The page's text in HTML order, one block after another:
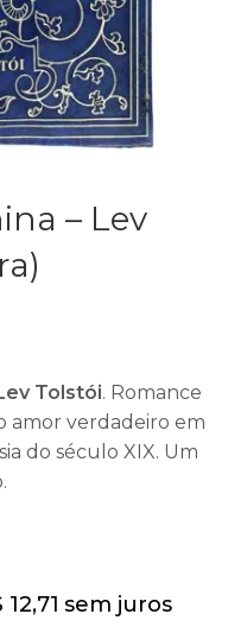
– Lev
Tolstói. Romance
amor verdadeiro em
do século XIX. Um
12,71 sem juros